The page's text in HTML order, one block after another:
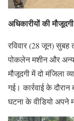
अधिकारीयों की
रविवार (28 जून)
पोकलेन मशीन और
मौजूदगी में दो मंजिला
गई। कार्रवाई के
घटना के वीडियो अपने